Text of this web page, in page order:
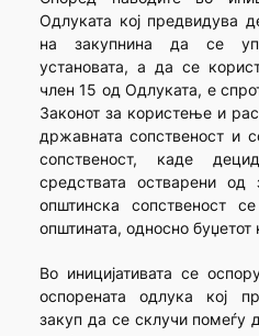
Одлуката кој предвидува
на закупнина да се
установата, а да се
член 15 од Одлуката, е
Законот за користење и
државната сопственост и
сопственост, каде
средствата остварени од
општинска сопственост
општината, односно буџетот
Во иницијативата се
оспорената одлука кој
закуп да се склучи помеѓу